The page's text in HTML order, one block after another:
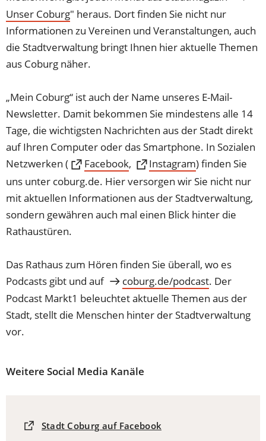
Unser Coburg" heraus. Dort finden Sie nicht nur
Informationen zu Vereinen und Veranstaltungen, auch
die Stadtverwaltung bringt Ihnen hier aktuelle Themen
aus Coburg näher.
„Mein Coburg“ ist auch der Name unseres E-Mail-
Newsletter. Damit bekommen Sie mindestens alle 14
Tage, die wichtigsten Nachrichten aus der Stadt direkt
auf Ihren Computer oder das Smartphone. In Sozialen
Netzwerken (
Facebook
(Öffnet
in
einem
neuen
Tab)
, Instagram
(Öffnet
in
einem
neuen
Tab)
) finden Sie
uns unter coburg.de. Hier versorgen wir Sie nicht nur
mit aktuellen Informationen aus der Stadtverwaltung,
sondern gewähren auch mal einen Blick hinter die
Rathaustüren.
Das Rathaus zum Hören finden Sie überall, wo es
Podcasts gibt und auf
coburg.de/podcast. Der
Podcast Markt1 beleuchtet aktuelle Themen aus der
Stadt, stellt die Menschen hinter der Stadtverwaltung
vor.
Weitere Social Media Kanäle
Stadt Coburg auf Facebook
(Öffnet